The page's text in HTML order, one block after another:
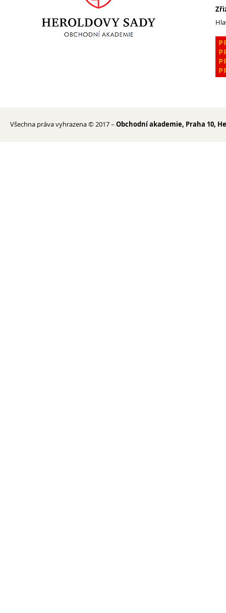
FotoKlub
Klub mladých diváků
Školní knihovna
Užitečné odkazy
Všechna práva vyhrazena © 2017 – Obchodní akademie, Praha 10,